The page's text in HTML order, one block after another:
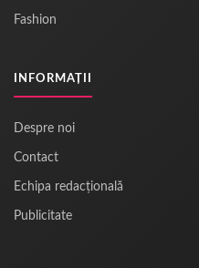
Fashion
INFORMAȚII
Despre noi
Contact
Echipa redacțională
Publicitate